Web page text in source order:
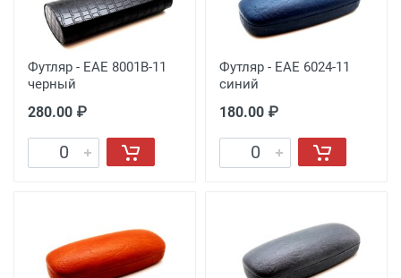
Футляр - EAE 8001B-11
черный
280.00 ₽
Футляр - EAE 6024-11
синий
180.00 ₽